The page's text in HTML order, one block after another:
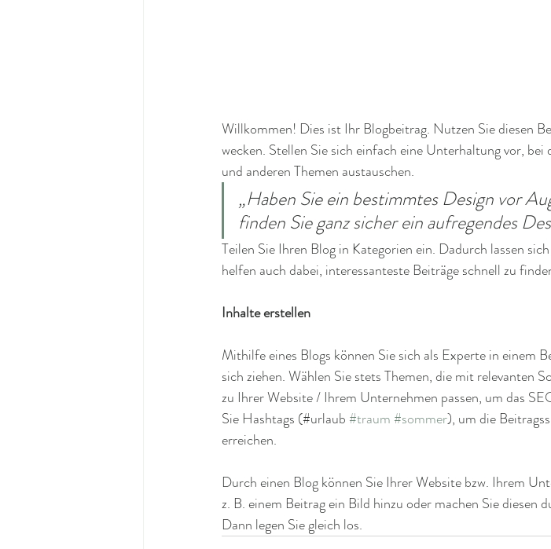
Willkommen! Dies ist Ihr Blogbeitrag. Nutzen Sie diesen
wecken. Stellen Sie sich einfach eine Unterhaltung vor,
und anderen Themen austauschen.
„Haben Sie ein bestimmtes Design vor
finden Sie ganz sicher ein aufregendes
Teilen Sie Ihren Blog in Kategorien ein. Dadurch lassen
helfen auch dabei, interessanteste Beiträge schnell zu
Inhalte erstellen
Mithilfe eines Blogs können Sie sich als Experte in einem
sich ziehen. Wählen Sie stets Themen, die mit relevanten
zu Ihrer Website / Ihrem Unternehmen passen, um das
Sie Hashtags (#urlaub #traum #sommer), um die
erreichen.
Durch einen Blog können Sie Ihrer Website bzw. Ihrem
z. B. einem Beitrag ein Bild hinzu oder machen Sie diesen
Dann legen Sie gleich los.